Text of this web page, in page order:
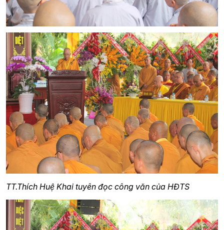
TT.Thích Huệ Khai tuyên đọc công văn của HĐTS